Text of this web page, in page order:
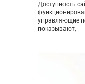
Доступность
управляющие
показывают,